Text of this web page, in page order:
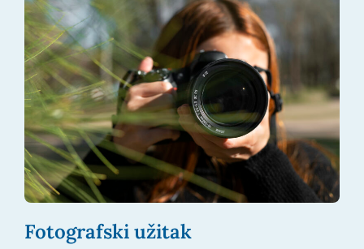
Fotografski užitak